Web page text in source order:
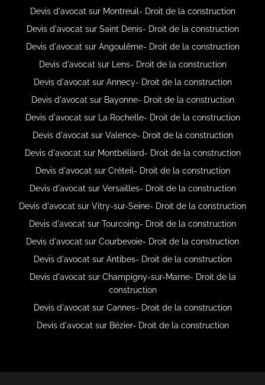
Devis d'avocat sur Montreuil- Droit de la construction
Devis d'avocat sur Saint Denis- Droit de la construction
Devis d'avocat sur Angoulême- Droit de la construction
Devis d'avocat sur Lens- Droit de la construction
Devis d'avocat sur Annecy- Droit de la construction
Devis d'avocat sur Bayonne- Droit de la construction
Devis d'avocat sur La Rochelle- Droit de la construction
Devis d'avocat sur Valence- Droit de la construction
Devis d'avocat sur Montbéliard- Droit de la construction
Devis d'avocat sur Créteil- Droit de la construction
Devis d'avocat sur Versailles- Droit de la construction
Devis d'avocat sur Vitry-sur-Seine- Droit de la construction
Devis d'avocat sur Tourcoing- Droit de la construction
Devis d'avocat sur Courbevoie- Droit de la construction
Devis d'avocat sur Antibes- Droit de la construction
Devis d'avocat sur Champigny-sur-Marne- Droit de la
construction
Devis d'avocat sur Cannes- Droit de la construction
Devis d'avocat sur Bézier- Droit de la construction